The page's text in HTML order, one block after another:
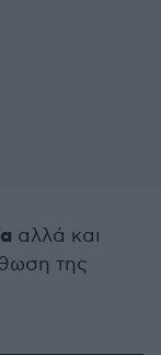
αλλά και
της